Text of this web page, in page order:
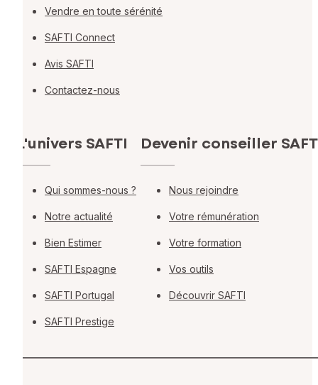
Vendre en toute sérénité
SAFTI Connect
Avis SAFTI
Contactez-nous
L'univers SAFTI
Qui sommes-nous ?
Notre actualité
Bien Estimer
SAFTI Espagne
SAFTI Portugal
SAFTI Prestige
Devenir conseiller
Nous rejoindre
Votre rémunération
Votre formation
Vos outils
Découvrir SAFTI